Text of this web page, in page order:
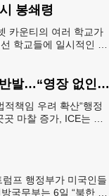
봉쇄령
카운티의 여러 학교가
학교들에 일시적인 봉
항공사들, ICE 공항 단속 반발…“영장 없인 협조 불가”
적책임 우려 확산“행정
마찰 증가, ICE는 공
프 행정부가 미국인들
국무부는 6일 “북한 내